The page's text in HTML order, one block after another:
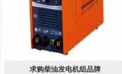
求购柴油发电机组品牌